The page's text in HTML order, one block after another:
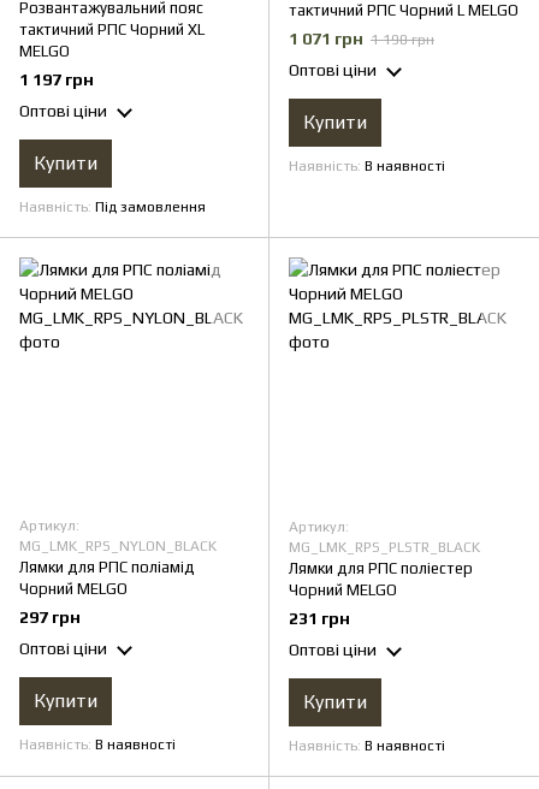
Розвантажувальний пояс
тактичний РПС Чорний XL
MELGO
1 197 грн
Оптові ціни
Купити
Наявність Під замовлення
тактичний РПС Чорний L MELGO
1 071 грн 1 190 грн
Оптові ціни
Купити
Наявність В наявності
Артикул:
MG_LMK_RPS_NYLON_BLACK
Лямки для РПС поліамід
Чорний MELGO
297 грн
Оптові ціни
Купити
Наявність В наявності
Артикул:
MG_LMK_RPS_PLSTR_BLACK
Лямки для РПС поліестер
Чорний MELGO
231 грн
Оптові ціни
Купити
Наявність В наявності